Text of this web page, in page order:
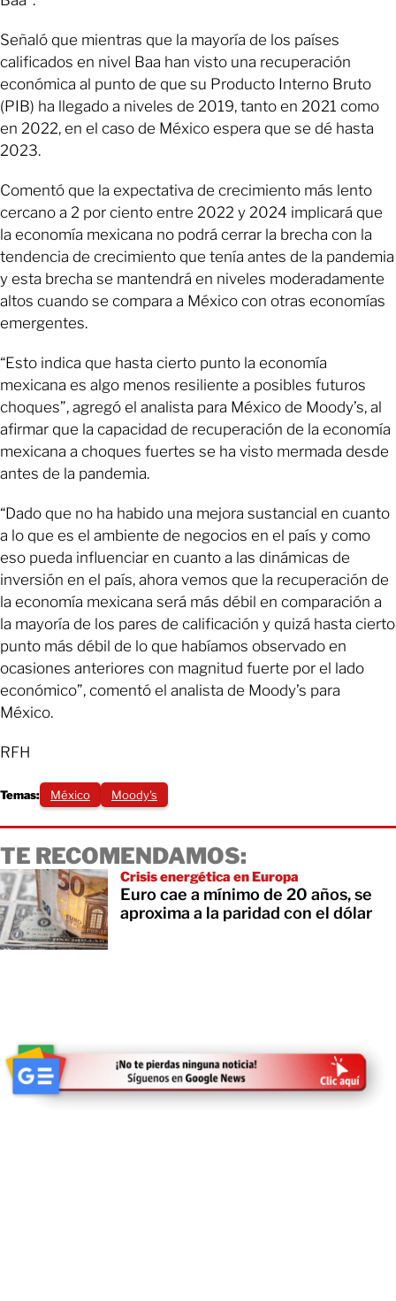
Señaló que mientras que la mayoría de los países
calificados en nivel Baa han visto una recuperación
económica al punto de que su Producto Interno Bruto
(PIB) ha llegado a niveles de 2019, tanto en 2021 como
en 2022, en el caso de México espera que se dé hasta
2023.
Comentó que la expectativa de crecimiento más lento
cercano a 2 por ciento entre 2022 y 2024 implicará que
la economía mexicana no podrá cerrar la brecha con la
tendencia de crecimiento que tenía antes de la pandemia
y esta brecha se mantendrá en niveles moderadamente
altos cuando se compara a México con otras economías
emergentes.
“Esto indica que hasta cierto punto la economía
mexicana es algo menos resiliente a posibles futuros
choques”, agregó el analista para México de Moody’s, al
afirmar que la capacidad de recuperación de la economía
mexicana a choques fuertes se ha visto mermada desde
antes de la pandemia.
“Dado que no ha habido una mejora sustancial en cuanto
a lo que es el ambiente de negocios en el país y como
eso pueda influenciar en cuanto a las dinámicas de
inversión en el país, ahora vemos que la recuperación de
la economía mexicana será más débil en comparación a
la mayoría de los pares de calificación y quizá hasta cierto
punto más débil de lo que habíamos observado en
ocasiones anteriores con magnitud fuerte por el lado
económico”, comentó el analista de Moody’s para
México.
RFH
Temas: México Moody's
TE RECOMENDAMOS:
Crisis energética en Europa
Euro cae a mínimo de 20 años, se
aproxima a la paridad con el dólar